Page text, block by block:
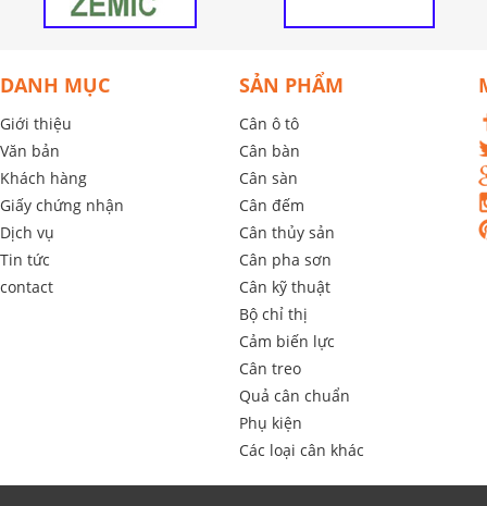
DANH MỤC
Giới thiệu
Văn bản
Khách hàng
Giấy chứng nhận
Dịch vụ
Tin tức
contact
SẢN PHẨM
Cân ô tô
Cân bàn
Cân sàn
Cân đếm
Cân thủy sản
Cân pha sơn
Cân kỹ thuật
Bộ chỉ thị
Cảm biến lực
Cân treo
Quả cân chuẩn
Phụ kiện
Các loại cân khác